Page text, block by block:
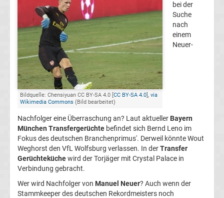
Pokal
Champions
League
Europa
League
Europa
Conference
League
Bildquelle: Chensiyuan CC BY-SA 4.0 [CC BY-SA 4.0], via
Wikimedia Commons (Bild bearbeitet)
bei der
Suche
nach
einem
Neuer-
Nachfolger eine Überraschung an? Laut aktueller Bayern
München Transfergerüchte befindet sich Bernd Leno im
Fokus des deutschen Branchenprimus'. Derweil könnte Wout
Weghorst den VfL Wolfsburg verlassen. In derTransfer
Gerüchteküchewird der Torjäger mit Crystal Palace in
Verbindung gebracht.
Wer wird Nachfolger von Manuel Neuer? Auch wenn der
Stammkeeper des deutschen Rekordmeisters noch